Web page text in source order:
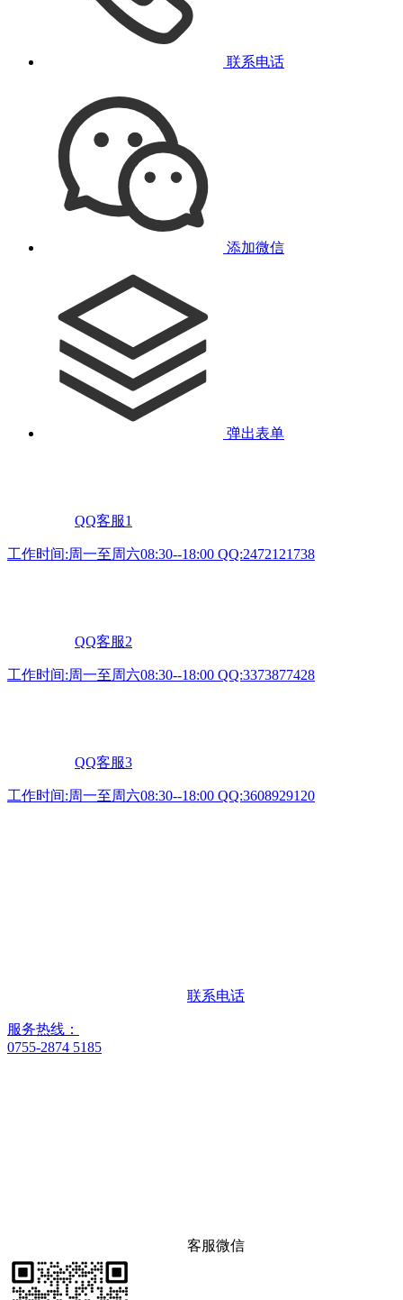
联系电话
添加微信
弹出表单
QQ客服1
工作时间:周一至周六08:30--18:00 QQ:2472121738
QQ客服2
工作时间:周一至周六08:30--18:00 QQ:3373877428
QQ客服3
工作时间:周一至周六08:30--18:00 QQ:3608929120
联系电话
服务热线：
0755-2874 5185
客服微信